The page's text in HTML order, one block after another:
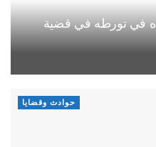
في تورطه في قضية
حوادث وقضايا